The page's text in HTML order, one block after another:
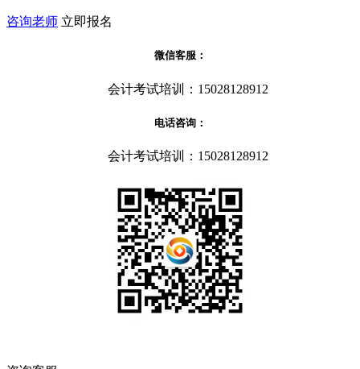
咨询老师 立即报名
微信客服：
会计考试培训：15028128912
电话咨询：
会计考试培训：15028128912